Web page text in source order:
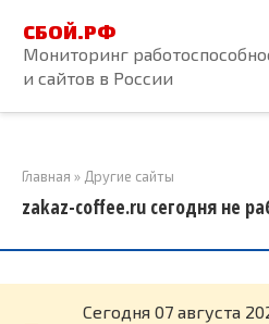
контенту
СБОЙ.РФ
Мониторинг
и сайтов в России
Главная » Другие сайты
zakaz-coffee.ru сегодня не
Cегодня 07 августа